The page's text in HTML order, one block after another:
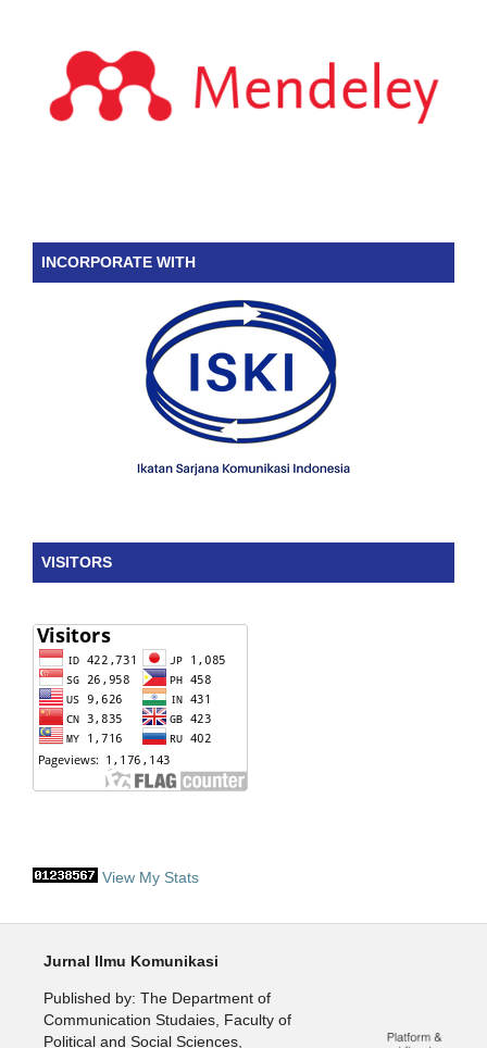
INCORPORATE WITH
VISITORS
View My Stats
Jurnal Ilmu Komunikasi
Published by: The Department of
Communication Studaies, Faculty of
Political and Social Sciences,